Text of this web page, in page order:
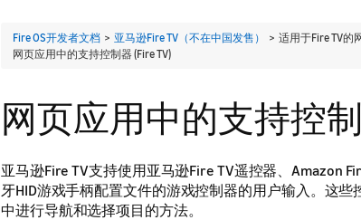
Fire OS开发者文档 > 亚马逊Fire TV（不在中国发售）
> 适用于Fire TV的
网页应用中的支持控制器 (Fire TV)
网页应用中的支持控制
亚马逊Fire TV支持使用亚马逊Fire TV遥控器、Amazon
牙HID游戏手柄配置文件的游戏控制器的用户输入。这
中进行导航和选择项目的方法。